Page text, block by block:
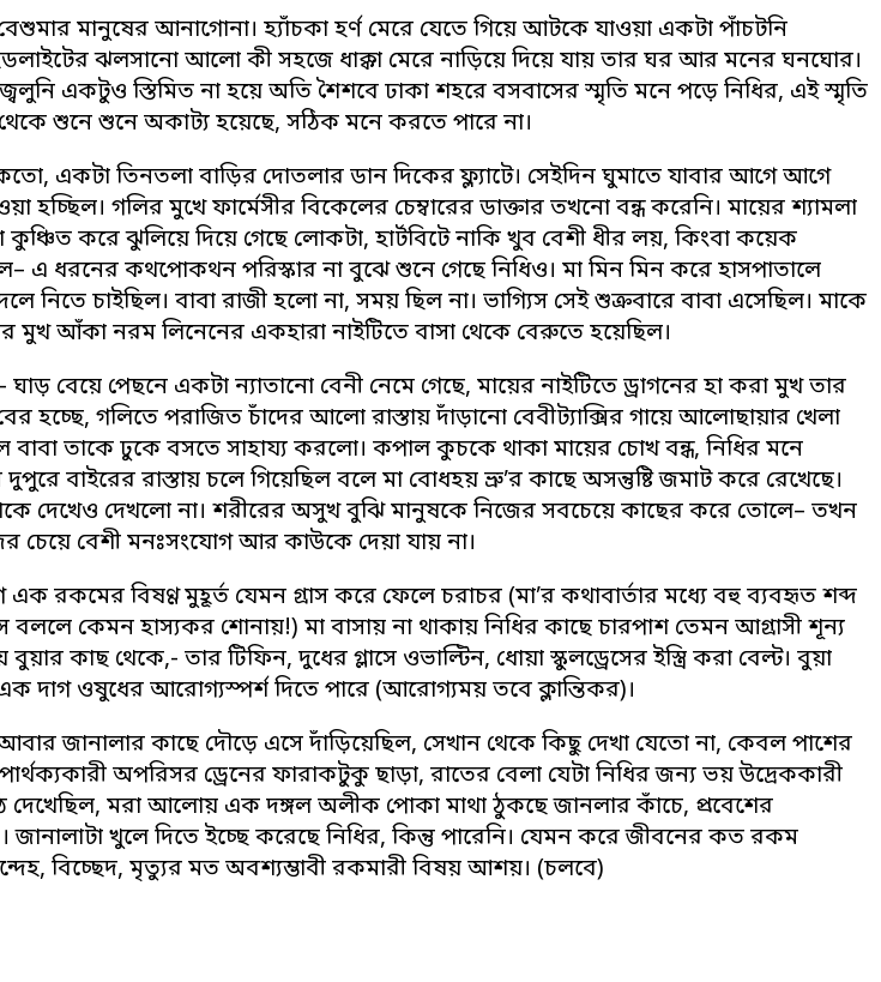
মানুষের আনাগোনা। হ্যাঁচকা হর্ণ মেরে যেতে গিয়ে আটকে যাওয়া একটা পাঁচটনি
হেডলাইটের ঝলসানো আলো কী সহজে ধাক্কা মেরে নাড়িয়ে দিয়ে যায় তার ঘর আর মনের ঘনঘোর।
একটুও স্তিমিত না হয়ে অতি শৈশবে ঢাকা শহরে বসবাসের স্মৃতি মনে পড়ে নিধির, এই স্মৃতি
শুনে শুনে অকাট্য হয়েছে, সঠিক মনে করতে পারে না।
একটা তিনতলা বাড়ির দোতলার ডান দিকের ফ্ল্যাটে। সেইদিন ঘুমাতে যাবার আগে আগে
হচ্ছিল। গলির মুখে ফার্মেসীর বিকেলের চেম্বারের ডাক্তার তখনো বন্ধ করেনি। মায়ের শ্যামলা
করে ঝুলিয়ে দিয়ে গেছে লোকটা, হার্টবিটে নাকি খুব বেশী ধীর লয়, কিংবা কয়েক
এ ধরনের কথপোকথন পরিস্কার না বুঝে শুনে গেছে নিধিও। মা মিন মিন করে হাসপাতালে
চাইছিল। বাবা রাজী হলো না, সময় ছিল না। ভাগ্যিস সেই শুক্রবারে বাবা এসেছিল। মাকে
আঁকা নরম লিনেনের একহারা নাইটিতে বাসা থেকে বেরুতে হয়েছিল।
বেয়ে পেছনে একটা ন্যাতানো বেনী নেমে গেছে, মায়ের নাইটিতে ড্রাগনের হা করা মুখ তার
হচ্ছে, গলিতে পরাজিত চাঁদের আলো রাস্তায় দাঁড়ানো বেবীট্যাক্সির গায়ে আলোছায়ার খেলা
বাবা তাকে ঢুকে বসতে সাহায্য করলো। কপাল কুচকে থাকা মায়ের চোখ বন্ধ, নিধির মনে
বাইরের রাস্তায় চলে গিয়েছিল বলে মা বোধহয় ভ্রু’র কাছে অসন্তুষ্টি জমাট করে রেখেছে।
দেখেও দেখলো না। শরীরের অসুখ বুঝি মানুষকে নিজের সবচেয়ে কাছের করে তোলে– তখন
চেয়ে বেশী মনঃসংযোগ আর কাউকে দেয়া যায় না।
রকমের বিষণ্ণ মুহূর্ত যেমন গ্রাস করে ফেলে চরাচর (মা’র কথাবার্তার মধ্যে বহু ব্যবহৃত শব্দ
বললে কেমন হাস্যকর শোনায়!) মা বাসায় না থাকায় নিধির কাছে চারপাশ তেমন আগ্রাসী শূন্য
কাছ থেকে,- তার টিফিন, দুধের গ্লাসে ওভাল্টিন, ধোয়া স্কুলড্রেসের ইস্ত্রি করা বেল্ট। বুয়া
দাগ ওষুধের আরোগ্যস্পর্শ দিতে পারে (আরোগ্যময় তবে ক্লান্তিকর)।
আবার জানালার কাছে দৌড়ে এসে দাঁড়িয়েছিল, সেখান থেকে কিছু দেখা যেতো না, কেবল পাশের
পার্থক্যকারী অপরিসর ড্রেনের ফারাকটুকু ছাড়া, রাতের বেলা যেটা নিধির জন্য ভয় উদ্রেককারী
দেখেছিল, মরা আলোয় এক দঙ্গল অলীক পোকা মাথা ঠুকছে জানলার কাঁচে, প্রবেশের
খুলে দিতে ইচ্ছে করেছে নিধির, কিন্তু পারেনি। যেমন করে জীবনের কত রকম
বিচ্ছেদ, মৃত্যুর মত অবশ্যম্ভাবী রকমারী বিষয় আশয়। (চলবে)